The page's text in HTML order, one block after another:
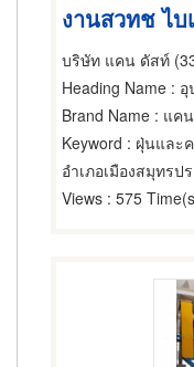
งานสวทช ไบ
บริษัท แคน ดัสท์
Heading Name :
Brand Name : แค
Keyword : ฝุ่นและ
อำเภอเมืองสมุทรป
Views : 575